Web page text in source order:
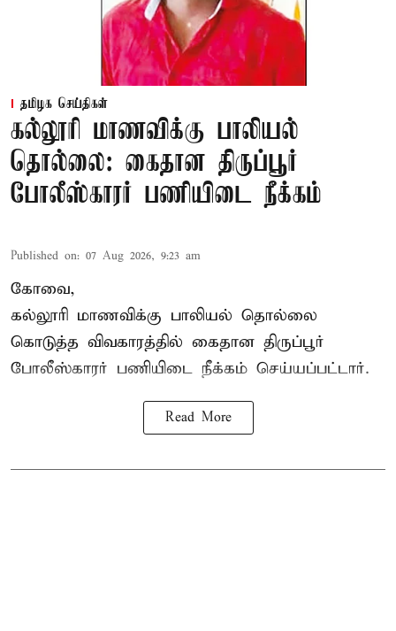
தமிழக செய்திகள்
கல்லூரி மாணவிக்கு பாலியல்
தொல்லை: கைதான திருப்பூர்
போலீஸ்காரர் பணியிடை நீக்கம்
Published on: 07 Aug 2026, 9:23 am
கோவை,
கல்லூரி மாணவிக்கு பாலியல் தொல்லை
கொடுத்த விவகாரத்தில் கைதான திருப்பூர்
போலீஸ்காரர் பணியிடை நீக்கம் செய்யப்பட்டார்.
Read More